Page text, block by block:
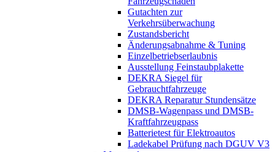
Gutachten zur
Verkehrsüberwachung
Zustandsbericht
Änderungsabnahme & Tuning
Einzelbetriebserlaubnis
Ausstellung Feinstaubplakette
DEKRA Siegel für
Gebrauchtfahrzeuge
DEKRA Reparatur Stundensätze
DMSB-Wagenpass und DMSB-
Kraftfahrzeugpass
Batterietest für Elektroautos
Ladekabel Prüfung nach DGUV V3